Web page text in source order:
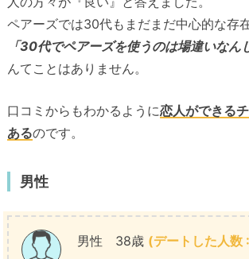
ペアーズでは30代もまだまだ中心的な存
「30代でペアーズを使うのは場違いなん
んてことはありません。
口コミからもわかるように恋人ができる
あるのです。
男性
男性 38歳 (デートした人数